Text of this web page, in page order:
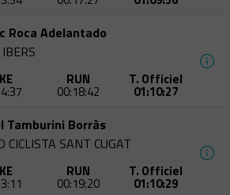
Roca Adelantado
RUN
00:18:42
T. Officiel
01:10:27
Tamburini Borràs
CICLISTA SANT CUGAT
RUN
00:19:20
T. Officiel
01:10:29